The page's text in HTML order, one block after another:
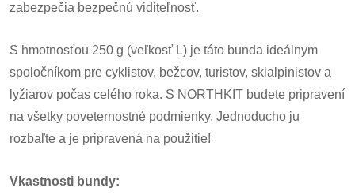
zabezpečia bezpečnú viditeľnosť.
S hmotnosťou 250 g (veľkosť L) je táto bunda ideálnym
spoločníkom pre cyklistov, bežcov, turistov, skialpinistov a
lyžiarov počas celého roka. S NORTHKIT budete pripravení
na všetky poveternostné podmienky. Jednoducho ju
rozbaľte a je pripravená na použitie!
Vkastnosti bundy: